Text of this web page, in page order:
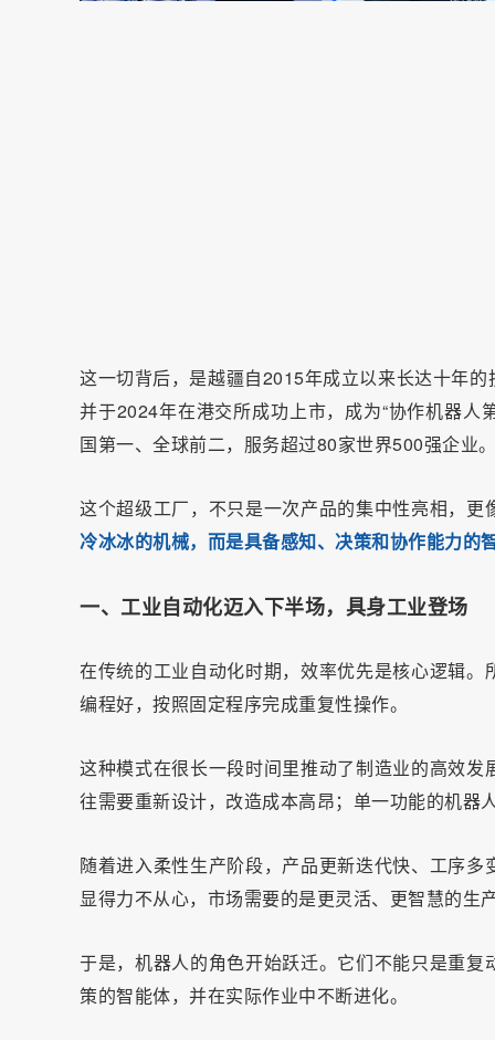
这一切背后，是越疆自2015年成立以来长达十年
并于2024年在港交所成功上市，成为“协作机器
国第一、全球前二，服务超过80家世界500强企业
这个超级工厂，不只是一次产品的集中性亮相，
冷冰冰的机械，而是具备感知、决策和协作能力的
一、工业自动化迈入下半场，具身工业登场
在传统的工业自动化时期，效率优先是核心逻辑
编程好，按照固定程序完成重复性操作。
这种模式在很长一段时间里推动了制造业的高效
往需要重新设计，改造成本高昂；单一功能的机器
随着进入柔性生产阶段，产品更新迭代快、工序
显得力不从心，市场需要的是更灵活、更智慧的生
于是，机器人的角色开始跃迁。它们不能只是重
策的智能体，并在实际作业中不断进化。